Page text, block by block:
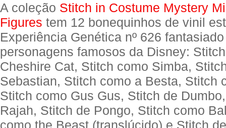
A coleção Stitch in Costume Mystery
Figures tem 12 bonequinhos de vinil
Experiência Genética nº 626
personagens famosos da Disney:
Cheshire Cat, Stitch como Simba,
Sebastian, Stitch como a Besta, Stitch
Stitch como Gus Gus, Stitch de
Rajah, Stitch de Pongo, Stitch como
como the Beast (translúcido) e Stitch